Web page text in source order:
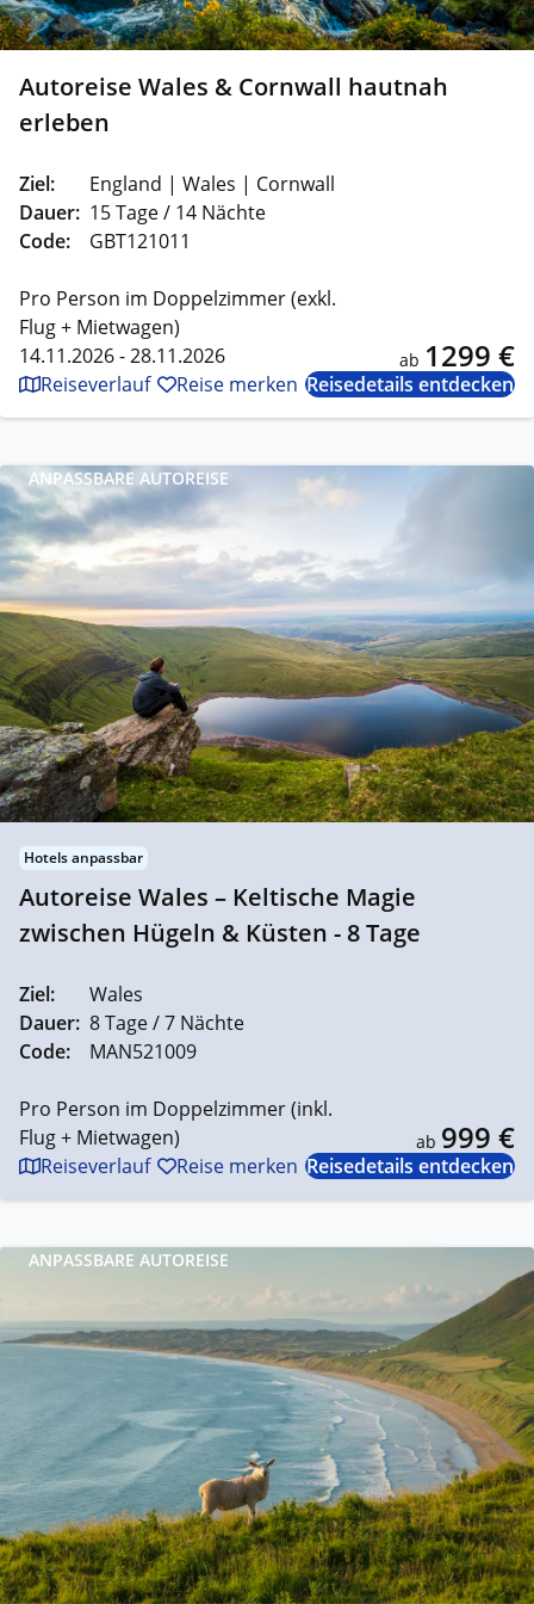
Autoreise Wales & Cornwall hautnah
erleben
Ziel:
England | Wales | Cornwall
Dauer: 15 Tage / 14 Nächte
Code:
GBT121011
Pro Person im Doppelzimmer (exkl.
Flug + Mietwagen)
14.11.2026 - 28.11.2026
ab 1299 €
Reiseverlauf Reise merken Reisedetails entdecken
Hotels anpassbar
Autoreise Wales – Keltische Magie
zwischen Hügeln & Küsten - 8 Tage
Ziel:
Wales
Dauer: 8 Tage / 7 Nächte
Code:
MAN521009
Pro Person im Doppelzimmer (inkl.
Flug + Mietwagen)
ab 999 €
Reiseverlauf Reise merken Reisedetails entdecken
ANPASSBARE AUTOREISE
ANPASSBARE AUTOREISE